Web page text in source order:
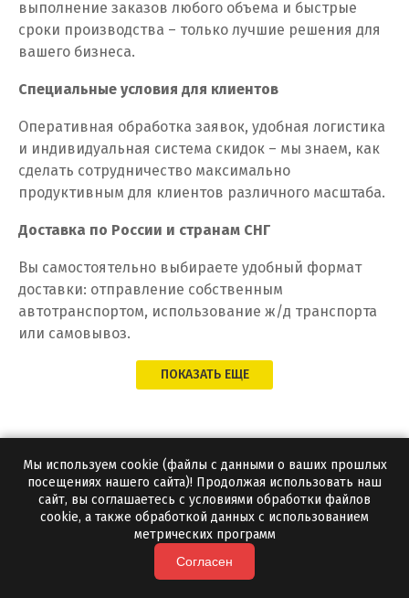
выполнение заказов любого объема и быстрые
сроки производства – только лучшие решения для
вашего бизнеса.
Специальные условия для клиентов
Оперативная обработка заявок, удобная логистика
и индивидуальная система скидок – мы знаем, как
сделать сотрудничество максимально
продуктивным для клиентов различного масштаба.
Доставка по России и странам СНГ
Вы самостоятельно выбираете удобный формат
доставки: отправление собственным
автотранспортом, использование ж/д транспорта
или самовывоз.
ПОКАЗАТЬ ЕЩЕ
Наши клиенты
Мы используем cookie (файлы с данными о ваших прошлых
посещениях нашего сайта)! Продолжая использовать наш
сайт, вы соглашаетесь с условиями обработки файлов
cookie, а также обработкой данных с использованием
метрических программ
Согласен